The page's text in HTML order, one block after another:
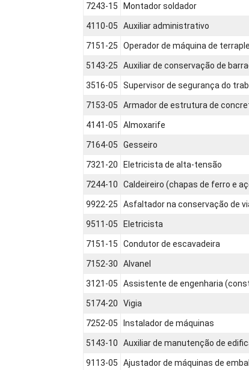
7243-15 Montador soldador
4110-05 Auxiliar administrativo
7151-25 Operador de máquina de
5143-25 Auxiliar de conservação de
3516-05 Supervisor de segurança do
7153-05 Armador de estrutura de
4141-05 Almoxarife
7164-05 Gesseiro
7321-20 Eletricista de alta-tensão
7244-10 Caldeireiro (chapas de ferro e
9922-25 Asfaltador na conservação de
9511-05 Eletricista
7151-15 Condutor de escavadeira
7152-30 Alvanel
3121-05 Assistente de engenharia
5174-20 Vigia
7252-05 Instalador de máquinas
5143-10 Auxiliar de manutenção de
9113-05 Ajustador de máquinas de